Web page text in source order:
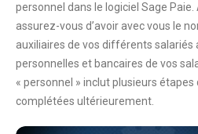
personnel dans le logiciel Sage
assurez-vous d’avoir avec vous le
auxiliaires de vos différents salariés
personnelles et bancaires de vos
« personnel » inclut plusieurs
complétées ultérieurement.